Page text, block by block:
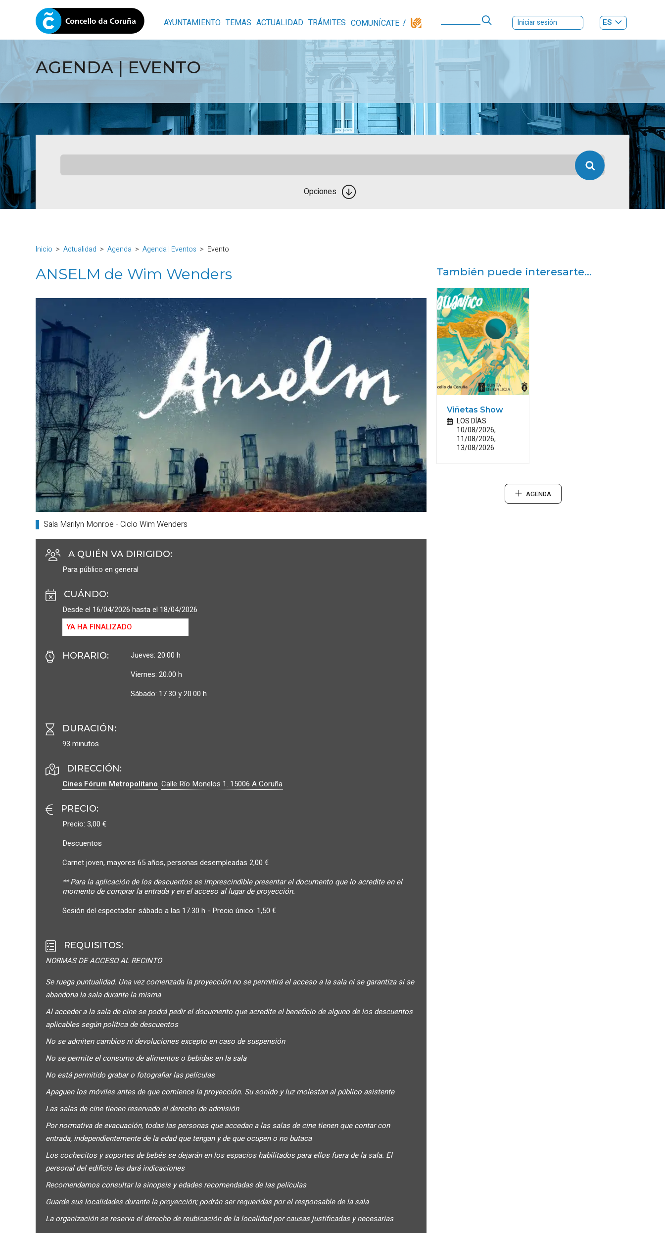
AYUNTAMIENTO TEMAS ACTUALIDAD TRÁMITES COMUNÍCATE Iniciar sesión
ES
GL
AGENDA | EVENTO
Opciones
Inicio Actualidad Agenda Agenda | Eventos Evento
ANSELM de Wim Wenders
Sala Marilyn Monroe - Ciclo Wim Wenders
A QUIÉN VA DIRIGIDO:
Para público en general
CUÁNDO:
Desde el 16/04/2026 hasta el 18/04/2026
YA HA FINALIZADO
HORARIO:
Jueves: 20.00 h
Viernes: 20.00 h
Sábado: 17.30 y 20.00 h
DURACIÓN:
93 minutos
DIRECCIÓN:
Cines Fórum Metropolitano. Calle Río Monelos 1. 15006 A Coruña
PRECIO:
Precio: 3,00 €
Descuentos
Carnet joven, mayores 65 años, personas desempleadas 2,00 €
** Para la aplicación de los descuentos es imprescindible presentar el documento que lo acredite en el
momento de comprar la entrada y en el acceso al lugar de proyección.
Sesión del espectador: sábado a las 17.30 h - Precio único: 1,50 €
REQUISITOS:
NORMAS DE ACCESO AL RECINTO
Se ruega puntualidad. Una vez comenzada la proyección no se permitirá el acceso a la sala ni se garantiza si se
abandona la sala durante la misma
Al acceder a la sala de cine se podrá pedir el documento que acredite el beneficio de alguno de los descuentos
aplicables según política de descuentos
No se admiten cambios ni devoluciones excepto en caso de suspensión
No se permite el consumo de alimentos o bebidas en la sala
No está permitido grabar o fotografiar las películas
Apaguen los móviles antes de que comience la proyección. Su sonido y luz molestan al público asistente
Las salas de cine tienen reservado el derecho de admisión
Por normativa de evacuación, todas las personas que accedan a las salas de cine tienen que contar con
entrada, independientemente de la edad que tengan y de que ocupen o no butaca
Los cochecitos y soportes de bebés se dejarán en los espacios habilitados para ellos fuera de la sala. El
personal del edificio les dará indicaciones
Recomendamos consultar la sinopsis y edades recomendadas de las películas
Guarde sus localidades durante la proyección; podrán ser requeridas por el responsable de la sala
La organización se reserva el derecho de reubicación de la localidad por causas justificadas y necesarias
También puede interesarte...
Viñetas Show
LOS DÍAS
10/08/2026,
11/08/2026,
13/08/2026
AGENDA